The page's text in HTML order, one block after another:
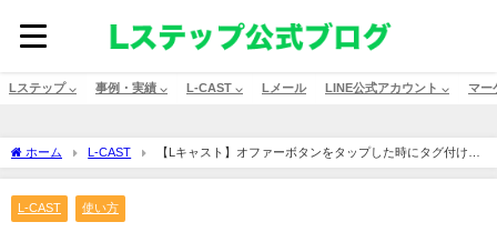
Lステップ ⌵ 事例・実績 ⌵ L-CAST ⌵ Lメール LINE公式アカウント ⌵ マー
ホーム L-CAST
【Lキャスト】オファーボタンをタップした時にタグ付けす
る方法
L-CAST 使い方